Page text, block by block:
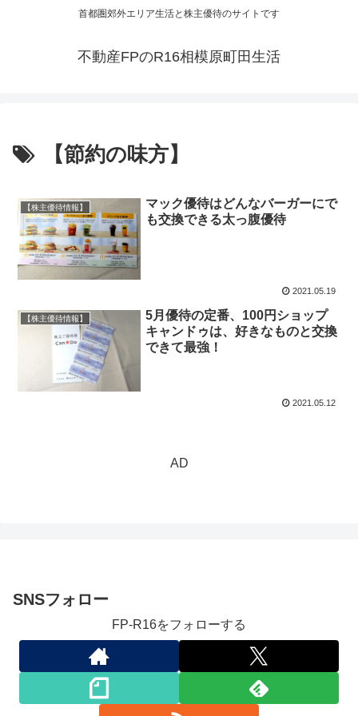
首都圏郊外エリア生活と株主優待のサイトです
不動産FPのR16相模原町田生活
【節約の味方】
【株主優待情報】
マック優待はどんなバーガーにで
も交換できる太っ腹優待
2021.05.19
【株主優待情報】
5月優待の定番、100円ショップ
キャンドゥは、好きなものと交換
できて最強！
2021.05.12
AD
SNSフォロー
FP-R16をフォローする